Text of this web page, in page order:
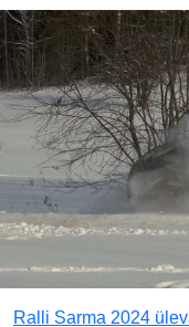
Ralli Sarma 2024